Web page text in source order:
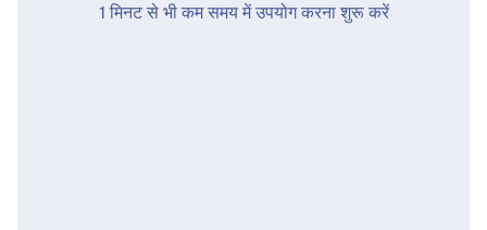
1 मिनट से भी कम समय में उपयोग करना शुरू करें